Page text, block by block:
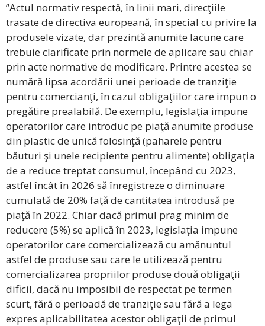
”Actul normativ respectă, în linii mari, direcţiile
trasate de directiva europeană, în special cu privire la
produsele vizate, dar prezintă anumite lacune care
trebuie clarificate prin normele de aplicare sau chiar
prin acte normative de modificare. Printre acestea se
numără lipsa acordării unei perioade de tranziţie
pentru comercianţi, în cazul obligaţiilor care impun o
pregătire prealabilă. De exemplu, legislaţia impune
operatorilor care introduc pe piaţă anumite produse
din plastic de unică folosinţă (paharele pentru
băuturi şi unele recipiente pentru alimente) obligaţia
de a reduce treptat consumul, începând cu 2023,
astfel încât în 2026 să înregistreze o diminuare
cumulată de 20% faţă de cantitatea introdusă pe
piaţă în 2022. Chiar dacă primul prag minim de
reducere (5%) se aplică în 2023, legislaţia impune
operatorilor care comercializează cu amănuntul
astfel de produse sau care le utilizează pentru
comercializarea propriilor produse două obligaţii
dificil, dacă nu imposibil de respectat pe termen
scurt, fără o perioadă de tranziţie sau fără a lega
expres aplicabilitatea acestor obligaţii de primul